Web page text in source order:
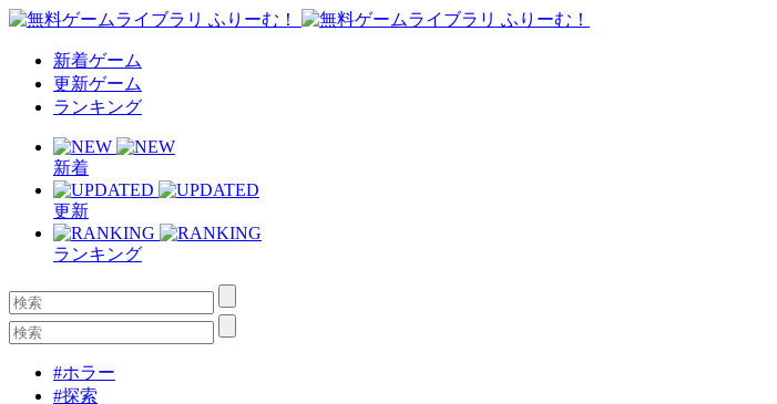
新着ゲーム
更新ゲーム
ランキング
新着
更新
ランキング
#ホラー
#探索